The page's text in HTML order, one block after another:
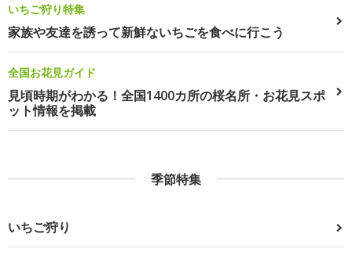
いちご狩り特集
家族や友達を誘って新鮮ないちごを食べに行こう
全国お花見ガイド
見頃時期がわかる！全国1400カ所の桜名所・お花見スポ
ット情報を掲載
季節特集
いちご狩り